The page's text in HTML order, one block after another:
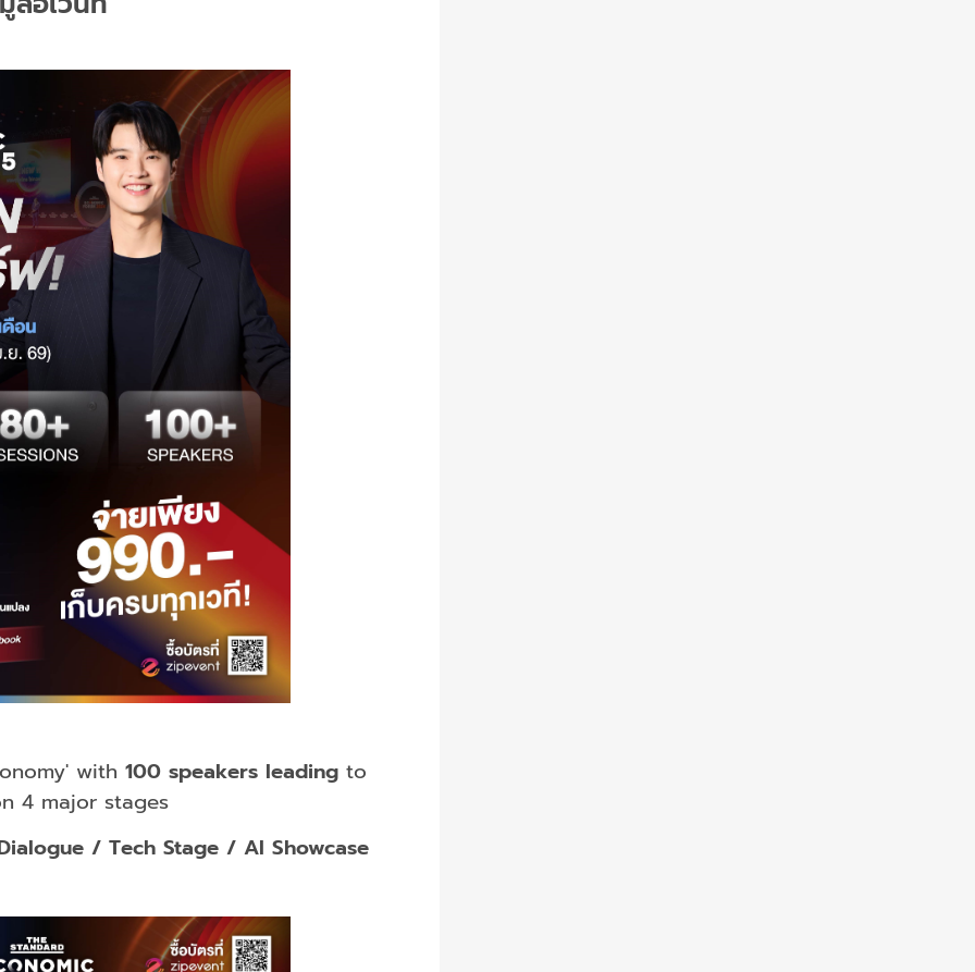
with 100 speakers leading to
4 major stages
/ Tech Stage / AI Showcase